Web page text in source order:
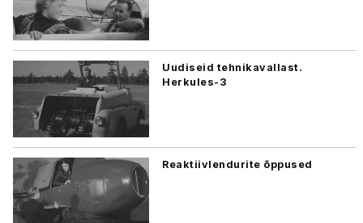
Uudiseid tehnikavallast.
Herkules-3
Reaktiivlendurite õppused